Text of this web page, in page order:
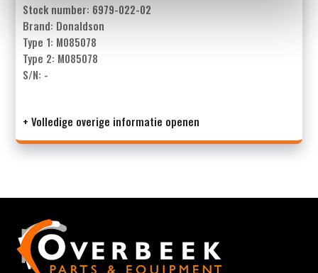
Stock number: 6979-022-02
Brand: Donaldson
Type 1: M085078
Type 2: M085078
S/N: -
+ Volledige overige informatie openen